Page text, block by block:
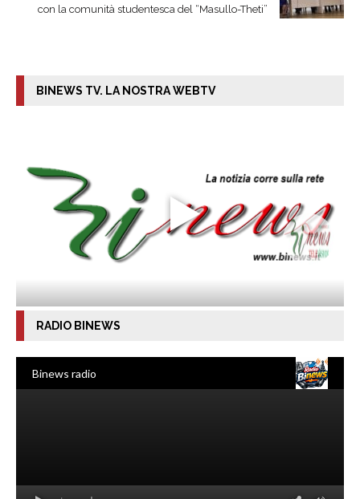
con la comunità studentesca del “Masullo-Theti”
BINEWS TV. LA NOSTRA WEBTV
RADIO BINEWS